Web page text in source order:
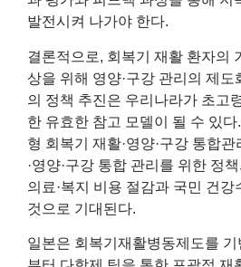
발전시켜 나가야 한다.
결론적으로, 회복기 재활 환자의
상을 위해 영양·구강 관리의 제
의 정책 추진은 우리나라가 초고
한 유효한 참고 모델이 될 수 있
형 회복기 재활·영양·구강 통합
·영양·구강 통합 관리를 위한 정
의료·복지 비용 절감과 국민 건강
것으로 기대된다.
일본은 회복기재활병동제도를 기